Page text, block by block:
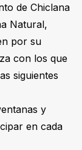
de Chiclana
Natural,
por su
con los que
siguientes
y
en cada